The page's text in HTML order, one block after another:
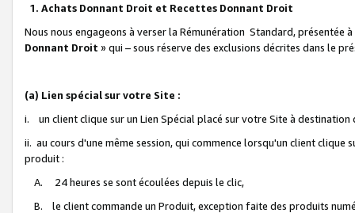
1. Achats Donnant Droit et Recettes Donnant Droit
Nous nous engageons à verser la Rémunération Standard, présentée
Donnant Droit » qui – sous réserve des exclusions décrites dans le
(a) Lien spécial sur votre Site :
i. un client clique sur un Lien Spécial placé sur votre Site à destination
ii. au cours d'une même session, qui commence lorsqu'un client
produit :
A. 24 heures se sont écoulées depuis le clic,
B. le client commande un Produit, exception faite des produits